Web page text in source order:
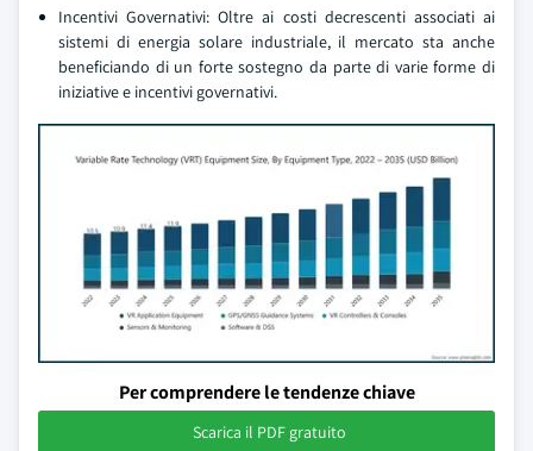
Incentivi Governativi: Oltre ai costi decrescenti associati ai
sistemi di energia solare industriale, il mercato sta anche
beneficiando di un forte sostegno da parte di varie forme di
iniziative e incentivi governativi.
Per comprendere le tendenze chiave
Scarica il PDF gratuito